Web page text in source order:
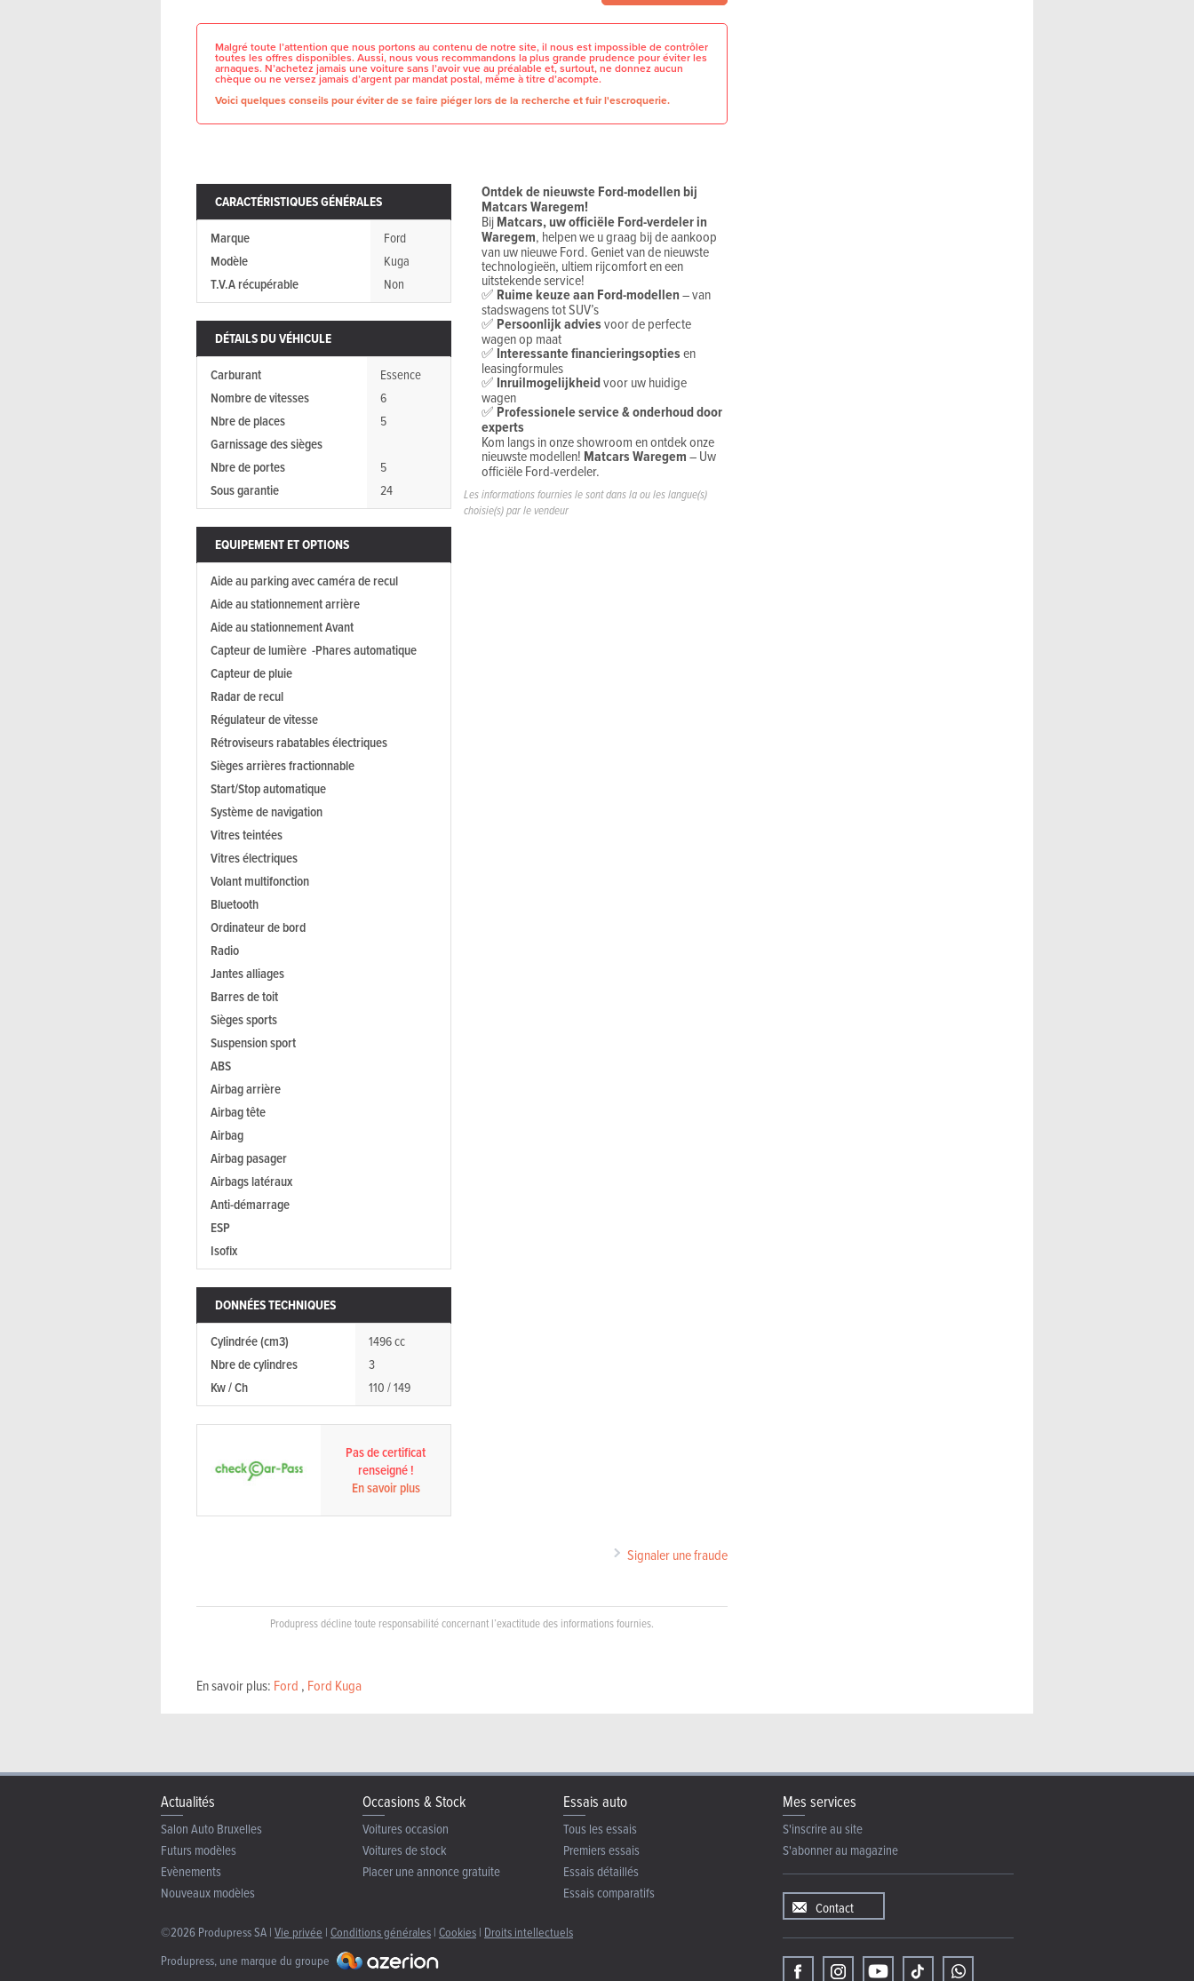
Malgré toute l’attention que nous portons au contenu de notre site, il nous est impossible de contrôler
toutes les offres disponibles. Aussi, nous vous recommandons la plus grande prudence pour éviter les
arnaques. N’achetez jamais une voiture sans l’avoir vue au préalable et, surtout, ne donnez aucun
chèque ou ne versez jamais d’argent par mandat postal, même à titre d’acompte.
Voici quelques conseils pour éviter de se faire piéger lors de la recherche et fuir l'escroquerie.
CARACTÉRISTIQUES GÉNÉRALES
Marque
Ford
Modèle
Kuga
T.V.A récupérable
Non
DÉTAILS DU VÉHICULE
Carburant
Essence
Nombre de vitesses
6
Nbre de places
5
Garnissage des sièges
Nbre de portes
5
Sous garantie
24
EQUIPEMENT ET OPTIONS
Aide au parking avec caméra de recul
Aide au stationnement arrière
Aide au stationnement Avant
Capteur de lumière -Phares automatique
Capteur de pluie
Radar de recul
Régulateur de vitesse
Rétroviseurs rabatables électriques
Sièges arrières fractionnable
Start/Stop automatique
Système de navigation
Vitres teintées
Vitres électriques
Volant multifonction
Bluetooth
Ordinateur de bord
Radio
Jantes alliages
Barres de toit
Sièges sports
Suspension sport
ABS
Airbag arrière
Airbag tête
Airbag
Airbag pasager
Airbags latéraux
Anti-démarrage
ESP
Isofix
DONNÉES TECHNIQUES
Cylindrée (cm3)
1496 cc
Nbre de cylindres
3
Kw / Ch
110 / 149
Pas de certificat
renseigné !
En savoir plus
Ontdek de nieuwste Ford-modellen bij
Matcars Waregem!
BijMatcars, uw officiële Ford-verdeler in
Waregem, helpen we u graag bij de aankoop
van uw nieuwe Ford. Geniet van de nieuwste
technologieën, ultiem rijcomfort en een
uitstekende service!
✅ Ruime keuze aan Ford-modellen– van
stadswagens tot SUV’s
✅ Persoonlijk adviesvoor de perfecte
wagen op maat
✅ Interessante financieringsoptiesen
leasingformules
✅ Inruilmogelijkheidvoor uw huidige
wagen
✅ Professionele service & onderhoud door
experts
Kom langs in onze showroom en ontdek onze
nieuwste modellen! Matcars Waregem– Uw
officiële Ford-verdeler.
Les informations fournies le sont dans la ou les langue(s)
choisie(s) par le vendeur
Signaler une fraude
Produpress décline toute responsabilité concernant l’exactitude des informations fournies.
En savoir plus: Ford , Ford Kuga
Actualités
Salon Auto Bruxelles
Futurs modèles
Evènements
Nouveaux modèles
Occasions & Stock
Voitures occasion
Voitures de stock
Placer une annonce gratuite
Essais auto
Tous les essais
Premiers essais
Essais détaillés
Essais comparatifs
©2026 Produpress SA | Vie privée | Conditions générales | Cookies | Droits intellectuels
Produpress, une marque du groupe
Mes services
S'inscrire au site
S'abonner au magazine
Contact